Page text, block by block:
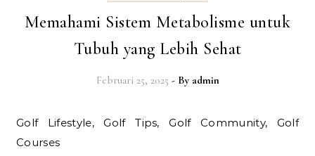
Memahami Sistem Metabolisme untuk
Tubuh yang Lebih Sehat
Februari 25, 2025 - By admin
Golf Lifestyle, Golf Tips, Golf Community, Golf
Courses